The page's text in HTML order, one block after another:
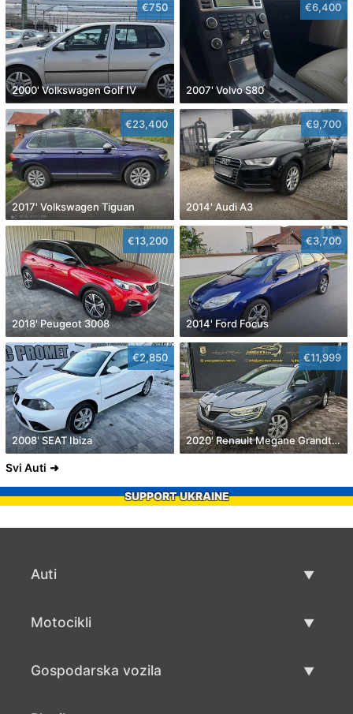
€750
2000' Volkswagen Golf IV
€6,400
2007' Volvo S80
€23,400
2017' Volkswagen Tiguan
€9,700
2014' Audi A3
€13,200
2018' Peugeot 3008
€3,700
2014' Ford Focus
€2,850
2008' SEAT Ibiza
€11,999
2020' Renault Megane Grandtour Dci 115
Svi Auti
SUPPORT UKRAINE
Auti
Motocikli
Gospodarska vozila